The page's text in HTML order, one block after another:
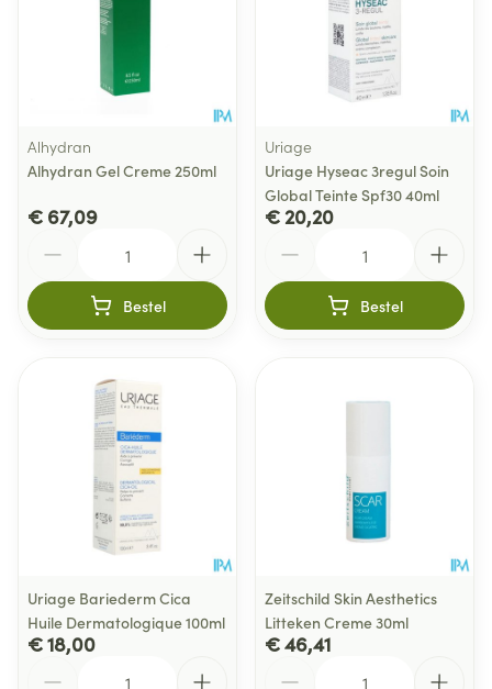
Alhydran
Alhydran Gel Creme 250ml
€ 67,09
Bestel
Uriage
Uriage Hyseac 3regul Soin
Global Teinte Spf30 40ml
€ 20,20
Bestel
Uriage Bariederm Cica
Huile Dermatologique 100ml
€ 18,00
Zeitschild Skin Aesthetics
Litteken Creme 30ml
€ 46,41